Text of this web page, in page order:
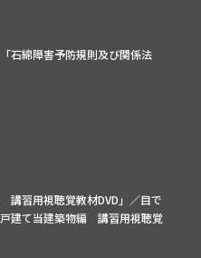
「石綿障害予防規則及び関係法
講習用視聴覚教材DVD」／目で
建て当建築物編 講習用視聴覚